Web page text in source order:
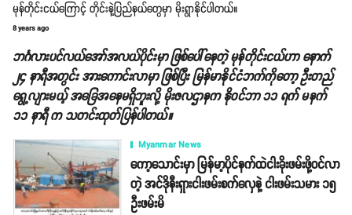
မုန်တိုင်းငယ်ကြောင့် တိုင်းနဲ့ပြည်နယ်တွေမှာ မိုးရွာနိုင်ပါတယ်။
8 years ago
ဘင်္ဂလားပင်လယ်အော်အလယ်ပိုင်းမှာ ဖြစ်ပေါ်နေတဲ့ မုန်တိုင်းငယ်ဟာ နောက်
၂၄ နာရီအတွင်း အားကောင်းလာမှာ ဖြစ်ပြီး မြန်မာနိုင်ငံဘက်ကိုတော့ ဦးတည်
ရွေ့လျားမယ့် အခြေအနေမရှိဘူးလို့ မိုးဇလဌာနက နိုဝင်ဘာ ၁၁ ရက် မနက်
၁၁ နာရီ က သတင်းထုတ်ပြန်ပါတယ်။
Myanmar News
ကော့သောင်းမှာ မြန်မာ့ပိုင်နက်ထဲငါးခိုးဖမ်းဖို့ဝင်လာ
တဲ့ အင်ဒိုနီးရှားငါးဖမ်းစက်လှေနဲ့ ငါးဖမ်းသမား ၁၅
ဦးဖမ်းမိ